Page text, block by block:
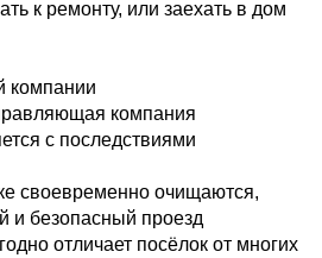
к ремонту, или заехать в дом
компании
компания
с последствиями
своевременно очищаются,
и безопасный проезд
отличает посёлок от многих